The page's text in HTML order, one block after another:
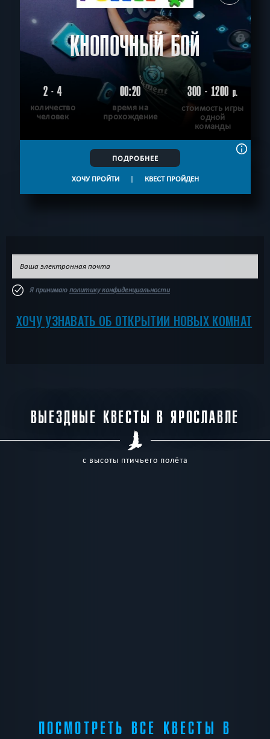
КНОПОЧНЫЙ БОЙ
2 - 4
количество
человек
00:20
время на
прохождение
300 - 1200 р.
стоимость игры
одной
команды
ПОДРОБНЕЕ
ХОЧУ ПРОЙТИ | КВЕСТ ПРОЙДЕН
Я принимаю политику конфиденциальности
ХОЧУ УЗНАВАТЬ ОБ ОТКРЫТИИ НОВЫХ КОМНАТ
ВЫЕЗДНЫЕ КВЕСТЫ В ЯРОСЛАВЛЕ
с высоты птичьего полёта
ПОСМОТРЕТЬ ВСЕ КВЕСТЫ В